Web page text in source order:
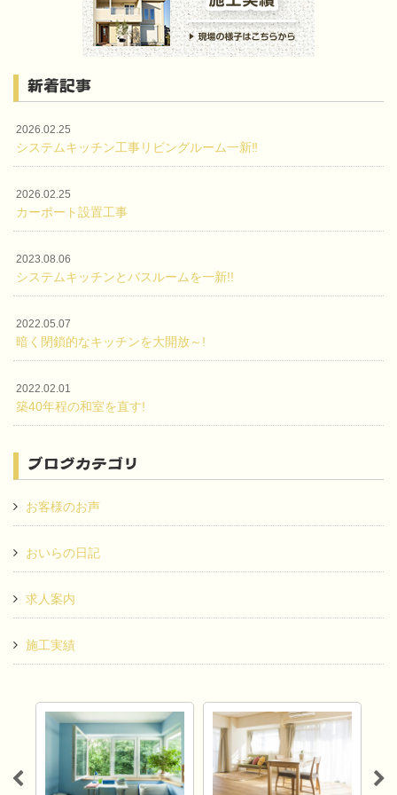
新着記事
2026.02.25
システムキッチン工事リビングルーム一新‼
2026.02.25
カーポート設置工事
2023.08.06
システムキッチンとバスルームを一新!!
2022.05.07
暗く閉鎖的なキッチンを大開放～!
2022.02.01
築40年程の和室を直す!
ブログカテゴリ
お客様のお声
おいらの日記
求人案内
施工実績